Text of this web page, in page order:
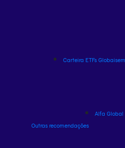
Carteira ETFs Globais
Alfa Global
Outras recomendações